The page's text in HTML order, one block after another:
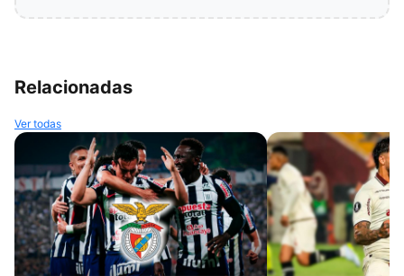
Relacionadas
Ver todas